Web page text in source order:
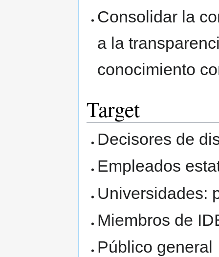
Consolidar la
a la
conocimiento
Target
Decisores de
Empleados
Universidades:
Miembros de
Público general